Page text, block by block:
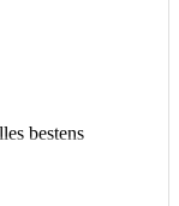
bestens